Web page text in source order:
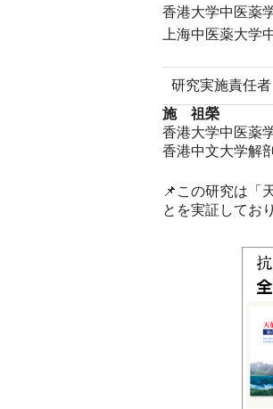
香港大学中医薬
上海中医薬大学
研究実施責任者
施 祖榮
香港大学中医薬
香港中文大学解
📌この研究は「
とを実証してお